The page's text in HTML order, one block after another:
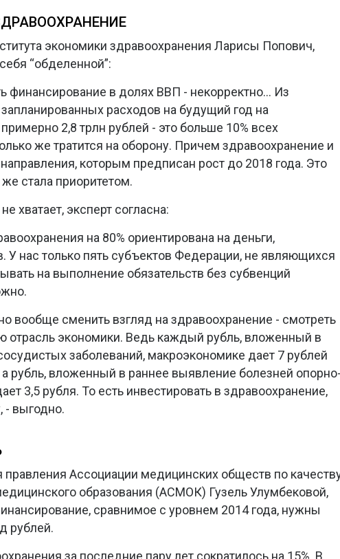
экономики здравоохранения Ларисы Попович,
“обделенной”:
финансирование в долях ВВП - некорректно… Из
расходов на будущий год на
2,8 трлн рублей - это больше 10% всех
же тратится на оборону. Причем здравоохранение и
которым предписан рост до 2018 года. Это
стала приоритетом.
хватает, эксперт согласна:
на 80% ориентирована на деньги,
У нас только пять субъектов Федерации, не являющихся
на выполнение обязательств без субвенций
вообще сменить взгляд на здравоохранение - смотреть
отрасль экономики. Ведь каждый рубль, вложенный в
заболеваний, макроэкономике дает 7 рублей
рубль, вложенный в раннее выявление болезней
3,5 рубля. То есть инвестировать в здравоохранение,
- выгодно.
Ассоциации медицинских обществ по
образования (АСМОК) Гузель Улумбековой,
сравнимое с уровнем 2014 года, нужны
рублей.
за последние пару лет сократилось на 15%. В